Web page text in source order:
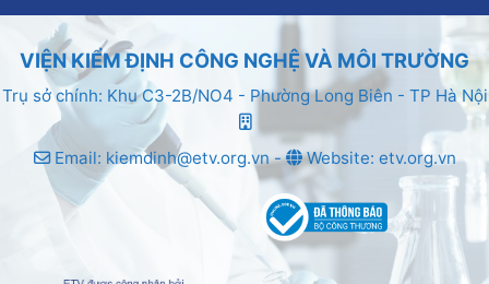
VIỆN KIỂM ĐỊNH CÔNG NGHỆ VÀ MÔI TRƯỜNG
Trụ sở chính: Khu C3-2B/NO4 - Phường Long Biên - TP Hà Nội
Email: kiemdinh@etv.org.vn - Website: etv.org.vn